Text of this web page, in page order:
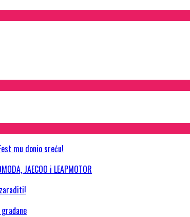
mu donio sreću!
JAECOO i LEAPMOTOR